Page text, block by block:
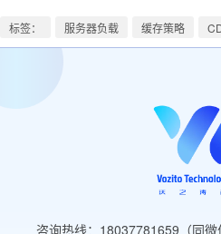
标签： 服务器负载 缓存策略
咨询热线：18037781659（同微